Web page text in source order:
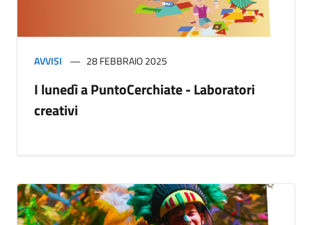
AVVISI 28 FEBBRAIO 2025
I lunedì a PuntoCerchiate - Laboratori
creativi